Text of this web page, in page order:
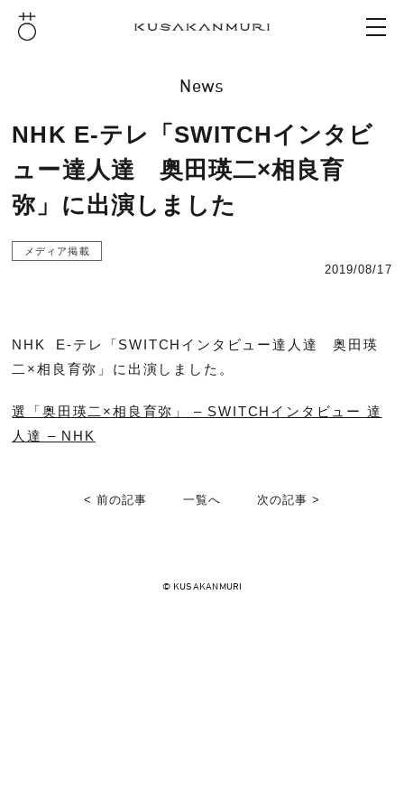
News
NHK E-テレ「SWITCHインタビ
ュー達人達 奥田瑛二×相良育
弥」に出演しました
メディア掲載
2019/08/17
NHK E-テレ「SWITCHインタビュー達人達 奥田瑛
二×相良育弥」に出演しました。
選「奥田瑛二×相良育弥」 – SWITCHインタビュー 達
人達 – NHK
< 前の記事 一覧へ 次の記事 >
© KUSAKANMURI